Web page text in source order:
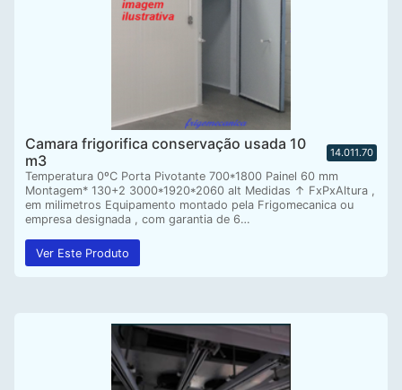
Camara frigorifica conservação usada 10
m3
14.011.70
Temperatura 0ºC Porta Pivotante 700*1800 Painel 60 mm
Montagem* 130+2 3000*1920*2060 alt Medidas ↑ FxPxAltura ,
em milimetros Equipamento montado pela Frigomecanica ou
empresa designada , com garantia de 6…
Ver Este Produto